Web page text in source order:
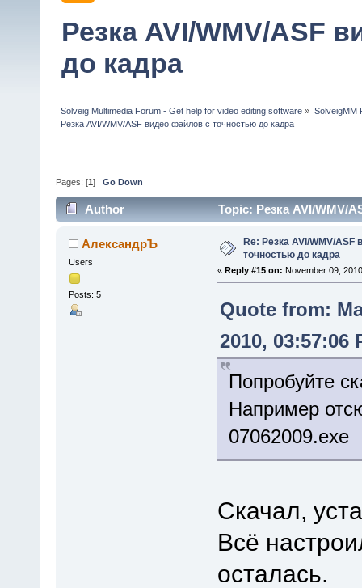
Резка AVI/WMV/ASF
до кадра
Solveig Multimedia Forum - Get help for video editing software » SolveigMM
Резка AVI/WMV/ASF видео файлов с точностью до кадра
Pages: [1 ] Go Down
Author Topic: Резка AVI/WMV/
АлександрЪ
Users
Posts: 5
Re: Резка AVI/WMV/
точностью до кадра
« Reply #15 on: November 09,
Quote from:
2010, 03:57:06
Попробуйте
Например
07062009.exe
Скачал,
Всё
осталась.